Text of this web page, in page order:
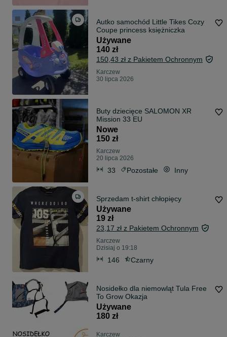
Autko samochód Little Tikes Cozy
Coupe princess księżniczka
Używane
140 zł
150,43 zł z Pakietem Ochronnym
Karczew
30 lipca 2026
Buty dziecięce SALOMON XR
Mission 33 EU
Nowe
150 zł
Karczew
20 lipca 2026
33 Pozostałe Inny
Sprzedam t-shirt chłopięcy
Używane
19 zł
23,17 zł z Pakietem Ochronnym
Karczew
Dzisiaj o 19:18
146 Czarny
Nosidełko dla niemowląt Tula Free
To Grow Okazja
Używane
180 zł
Karczew